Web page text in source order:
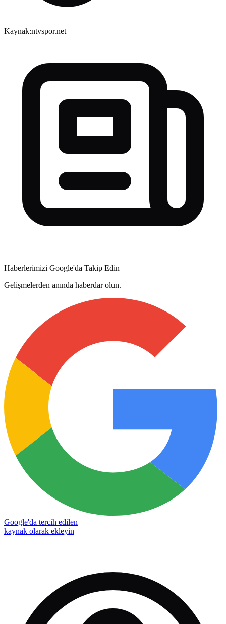
Kaynak:ntvspor.net
Haberlerimizi Google'da Takip Edin
Gelişmelerden anında haberdar olun.
Google'da tercih edilen
kaynak olarak ekleyin